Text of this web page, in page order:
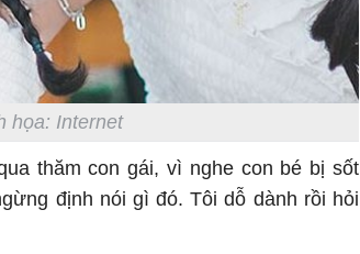
họa: Internet
thăm con gái, vì nghe con bé bị sốt
định nói gì đó. Tôi dỗ dành rồi hỏi